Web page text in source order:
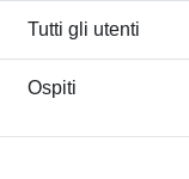
Tutti gli utenti
Ospiti